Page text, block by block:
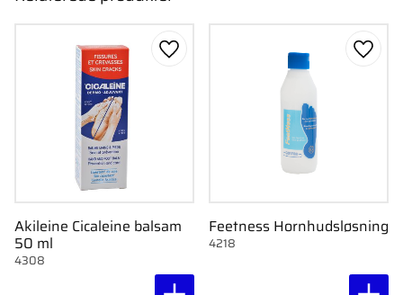
Akileine Cicaleine balsam
50 ml
4308
Gem som favorit
Feetness Hornhudsløsning
4218
Gem